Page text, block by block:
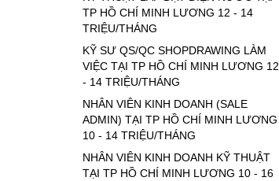
TP HỒ CHÍ MINH LƯƠNG 12 - 14
TRIỆU/THÁNG
KỸ SƯ QS/QC SHOPDRAWING LÀM
VIỆC TẠI TP HỒ CHÍ MINH LƯƠNG 12
- 14 TRIỆU/THÁNG
NHÂN VIÊN KINH DOANH (SALE
ADMIN) TẠI TP HỒ CHÍ MINH LƯƠNG
10 - 14 TRIỆU/THÁNG
NHÂN VIÊN KINH DOANH KỸ THUẬT
TẠI TP HỒ CHÍ MINH LƯƠNG 10 - 16